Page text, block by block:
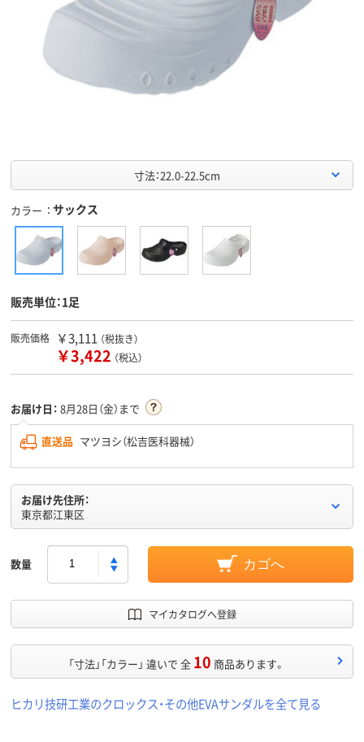
寸法：22.0-22.5cm
カラー サックス
販売単位：1足
販売価格 ￥3,111 （税抜き）
￥3,422 （税込）
お届け日： 8月28日（金）まで
直送品 マツヨシ（松吉医科器械）
お届け先住所：
東京都江東区
数量 カゴへ
マイカタログへ登録
「寸法」「カラー」 違いで 全 10 商品あります。
ヒカリ技研工業のクロックス・その他EVAサンダルを全て見る